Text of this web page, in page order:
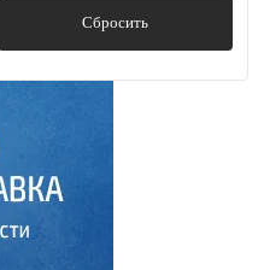
Сбросить